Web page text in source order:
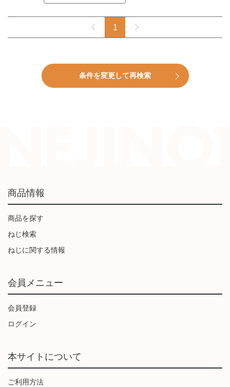
1
条件を変更して再検索
商品情報
商品を探す
ねじ検索
ねじに関する情報
会員メニュー
会員登録
ログイン
本サイトについて
ご利用方法